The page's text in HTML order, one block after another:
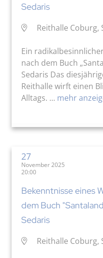
Sedaris
Reithalle Coburg,
Ein
nach dem Buch
Sedaris Das
Reithalle wirft einen
Alltags. ... mehr
27
November 2025
20:00
Bekenntnisse eines
dem Buch
Sedaris
Reithalle Coburg,